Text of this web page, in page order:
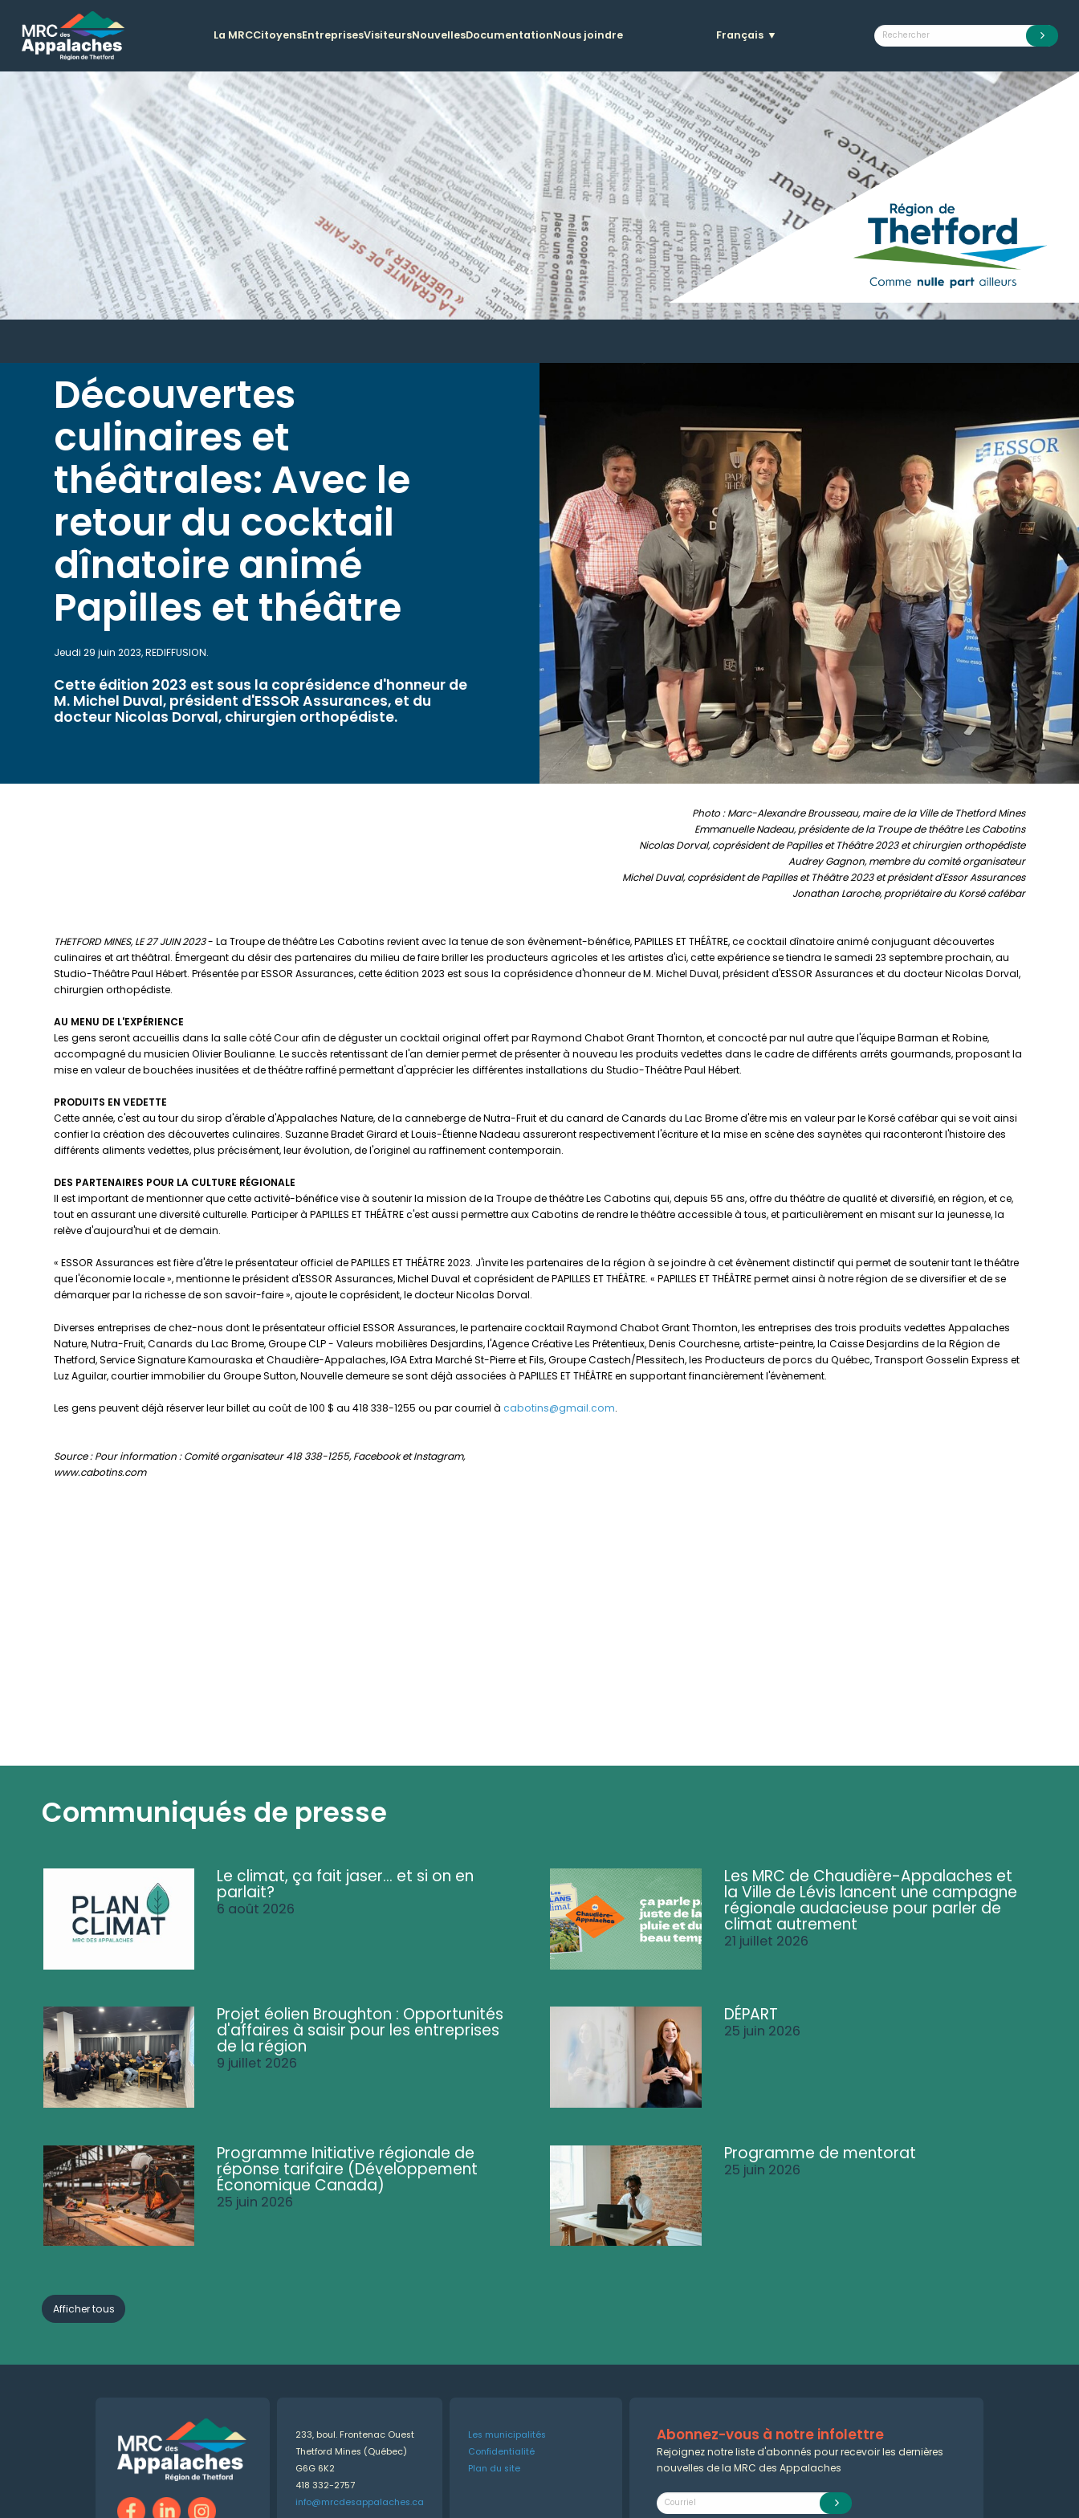
La MRCCitoyensEntreprisesVisiteursNouvellesDocumentationNous joindre Français ▼
Découvertes
culinaires et
théâtrales: Avec le
retour du cocktail
dînatoire animé
Papilles et théâtre
Jeudi 29 juin 2023, REDIFFUSION.
Cette édition 2023 est sous la coprésidence d'honneur de
M. Michel Duval, président d'ESSOR Assurances, et du
docteur Nicolas Dorval, chirurgien orthopédiste.
Photo : Marc-Alexandre Brousseau, maire de la Ville de Thetford Mines
Emmanuelle Nadeau, présidente de la Troupe de théâtre Les Cabotins
Nicolas Dorval, coprésident de Papilles et Théâtre 2023 et chirurgien orthopédiste
Audrey Gagnon, membre du comité organisateur
Michel Duval, coprésident de Papilles et Théâtre 2023 et président d'Essor Assurances
Jonathan Laroche, propriétaire du Korsé cafébar
THETFORD MINES, LE 27 JUIN 2023- La Troupe de théâtre Les Cabotins revient avec la tenue de son évènement-bénéfice, PAPILLES ET THÉÂTRE, ce cocktail dînatoire animé conjuguant découvertes
culinaires et art théâtral. Émergeant du désir des partenaires du milieu de faire briller les producteurs agricoles et les artistes d'ici, cette expérience se tiendra le samedi 23 septembre prochain, au
Studio-Théâtre Paul Hébert. Présentée par ESSOR Assurances, cette édition 2023 est sous la coprésidence d'honneur de M. Michel Duval, président d'ESSOR Assurances et du docteur Nicolas Dorval,
chirurgien orthopédiste.
AU MENU DE L'EXPÉRIENCE
Les gens seront accueillis dans la salle côté Cour afin de déguster un cocktail original offert par Raymond Chabot Grant Thornton, et concocté par nul autre que l'équipe Barman et Robine,
accompagné du musicien Olivier Boulianne. Le succès retentissant de l'an dernier permet de présenter à nouveau les produits vedettes dans le cadre de différents arrêts gourmands, proposant la
mise en valeur de bouchées inusitées et de théâtre raffiné permettant d'apprécier les différentes installations du Studio-Théâtre Paul Hébert.
PRODUITS EN VEDETTE
Cette année, c'est au tour du sirop d'érable d'Appalaches Nature, de la canneberge de Nutra-Fruit et du canard de Canards du Lac Brome d'être mis en valeur par le Korsé cafébar qui se voit ainsi
confier la création des découvertes culinaires. Suzanne Bradet Girard et Louis-Étienne Nadeau assureront respectivement l'écriture et la mise en scène des saynètes qui raconteront l'histoire des
différents aliments vedettes, plus précisément, leur évolution, de l'originel au raffinement contemporain.
DES PARTENAIRES POUR LA CULTURE RÉGIONALE
Il est important de mentionner que cette activité-bénéfice vise à soutenir la mission de la Troupe de théâtre Les Cabotins qui, depuis 55 ans, offre du théâtre de qualité et diversifié, en région, et ce,
tout en assurant une diversité culturelle. Participer à PAPILLES ET THÉÂTRE c'est aussi permettre aux Cabotins de rendre le théâtre accessible à tous, et particulièrement en misant sur la jeunesse, la
relève d'aujourd'hui et de demain.
« ESSOR Assurances est fière d'être le présentateur officiel de PAPILLES ET THÉÂTRE 2023. J'invite les partenaires de la région à se joindre à cet évènement distinctif qui permet de soutenir tant le théâtre
que l'économie locale », mentionne le président d'ESSOR Assurances, Michel Duval et coprésident de PAPILLES ET THÉÂTRE. « PAPILLES ET THÉÂTRE permet ainsi à notre région de se diversifier et de se
démarquer par la richesse de son savoir-faire », ajoute le coprésident, le docteur Nicolas Dorval.
Diverses entreprises de chez-nous dont le présentateur officiel ESSOR Assurances, le partenaire cocktail Raymond Chabot Grant Thornton, les entreprises des trois produits vedettes Appalaches
Nature, Nutra-Fruit, Canards du Lac Brome, Groupe CLP - Valeurs mobilières Desjardins, l'Agence Créative Les Prétentieux, Denis Courchesne, artiste-peintre, la Caisse Desjardins de la Région de
Thetford, Service Signature Kamouraska et Chaudière-Appalaches, IGA Extra Marché St-Pierre et Fils, Groupe Castech/Plessitech, les Producteurs de porcs du Québec, Transport Gosselin Express et
Luz Aguilar, courtier immobilier du Groupe Sutton, Nouvelle demeure se sont déjà associées à PAPILLES ET THÉÂTRE en supportant financièrement l'évènement.
Les gens peuvent déjà réserver leur billet au coût de 100 $ au 418 338-1255 ou par courriel àcabotins@gmail.com.
Source : Pour information : Comité organisateur 418 338-1255, Facebook et Instagram,
www.cabotins.com
Communiqués de presse
Le climat, ça fait jaser... et si on en
parlait?
6 août 2026
Les MRC de Chaudière-Appalaches et
la Ville de Lévis lancent une campagne
régionale audacieuse pour parler de
climat autrement
21 juillet 2026
Projet éolien Broughton : Opportunités
d'affaires à saisir pour les entreprises
de la région
9 juillet 2026
DÉPART
25 juin 2026
Programme Initiative régionale de
réponse tarifaire (Développement
Économique Canada)
25 juin 2026
Programme de mentorat
25 juin 2026
Afficher tous
233, boul. Frontenac Ouest
Thetford Mines (Québec)
G6G 6K2
418 332-2757
info@mrcdesappalaches.ca
Les municipalités
Confidentialité
Plan du site
Abonnez-vous à notre infolettre
Rejoignez notre liste d'abonnés pour recevoir les dernières
nouvelles de la MRC des Appalaches